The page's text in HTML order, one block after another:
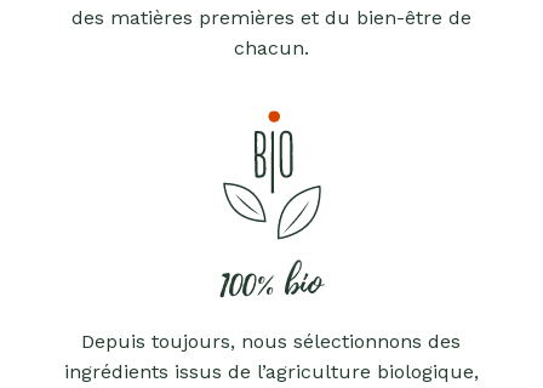
des matières premières et du bien-être de
chacun.
100% bio
Depuis toujours, nous sélectionnons des
ingrédients issus de l’agriculture biologique,